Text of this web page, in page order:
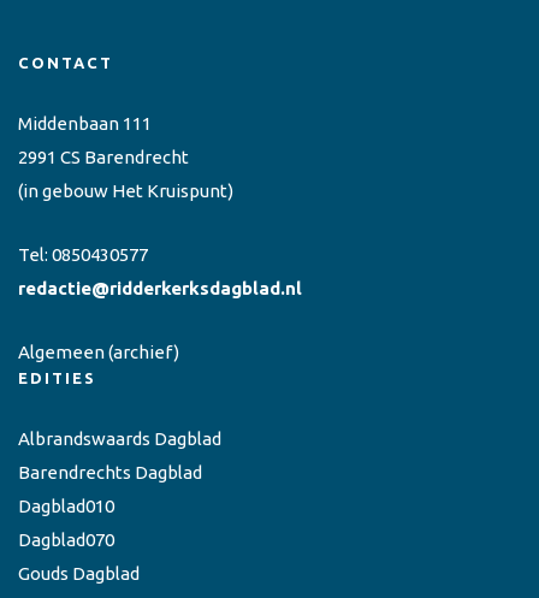
CONTACT
Middenbaan 111
2991 CS Barendrecht
(in gebouw Het Kruispunt)
Tel: 0850430577
redactie@ridderkerksdagblad.nl
Algemeen(archief)
EDITIES
Albrandswaards Dagblad
Barendrechts Dagblad
Dagblad010
Dagblad070
Gouds Dagblad